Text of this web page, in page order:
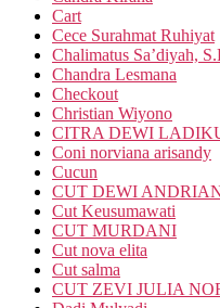
Cart
Cece Surahmat Ruhiyat
Chalimatus Sa’diyah,
Chandra Lesmana
Checkout
Christian Wiyono
CITRA DEWI
Coni norviana arisandy
Cucun
CUT DEWI
Cut Keusumawati
CUT MURDANI
Cut nova elita
Cut salma
CUT ZEVI JULIA